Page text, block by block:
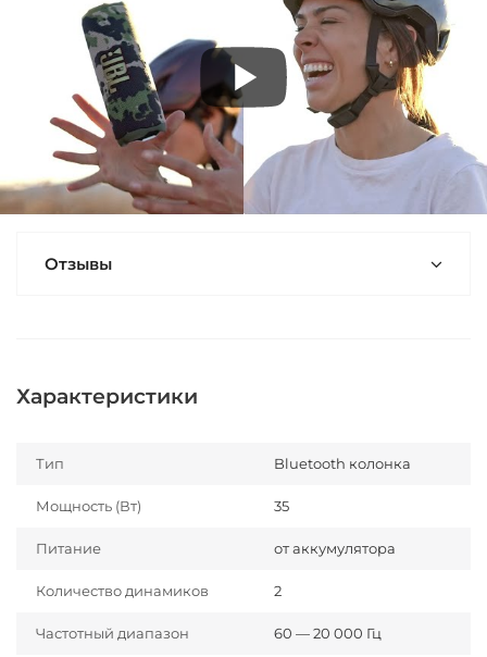
Отзывы
Характеристики
Тип Bluetooth колонка
Мощность (Вт) 35
Питание от аккумулятора
Количество динамиков 2
Частотный диапазон 60 — 20 000 Гц